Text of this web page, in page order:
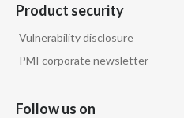
Product security
Vulnerability disclosure
PMI corporate newsletter
Follow us on